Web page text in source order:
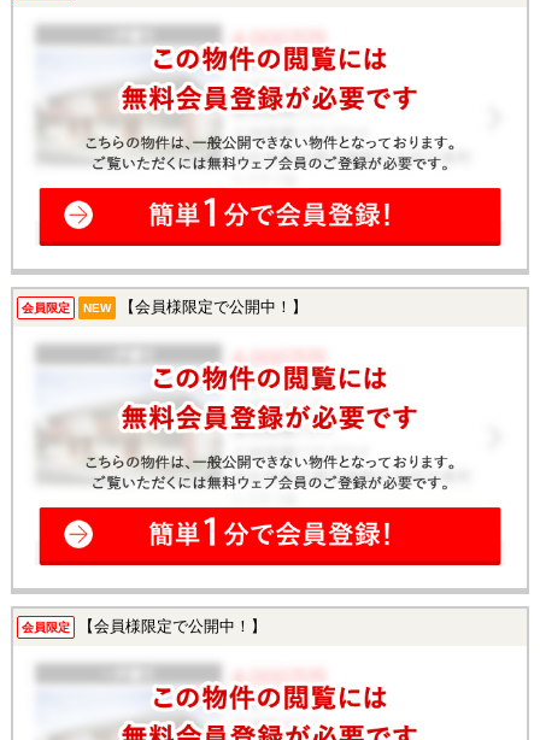
会員限定 NEW 【会員様限定で公開中！】
会員限定 【会員様限定で公開中！】